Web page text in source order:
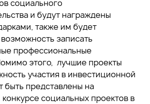
социального
и будут награждены
также им будет
записать
профессиональные
этого, лучшие проекты
участия в инвестиционной
быть представлены на
социальных проектов в